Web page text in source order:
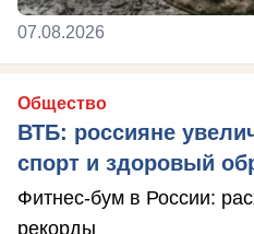
07.08.2026
Общество
ВТБ: россияне
спорт и здоровый
Фитнес-бум в России:
рекорды